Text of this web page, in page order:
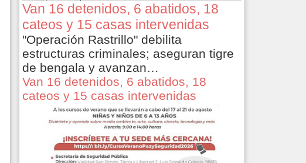
Van 16 detenidos, 6 abatidos, 18
cateos y 15 casas intervenidas
"Operación Rastrillo" debilita
estructuras criminales; aseguran tigre
de bengala y avanzan…
Van 16 detenidos, 6 abatidos, 18
cateos y 15 casas intervenidas